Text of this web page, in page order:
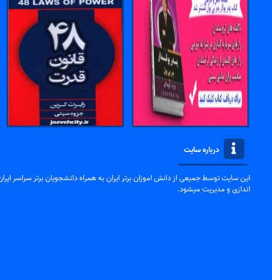
درباره سایت
این سایت توسط جمیعی از دانش اموزان برتر ایران به همراه دانشجویان برتر سراسر
اندازی و مدیریت میشود.